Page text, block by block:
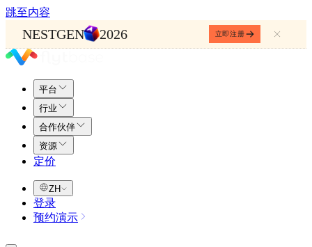
跳至内容
NESTGEN 2026 立即注册
平台
行业
合作伙伴
资源
定价
ZH
登录
预约演示